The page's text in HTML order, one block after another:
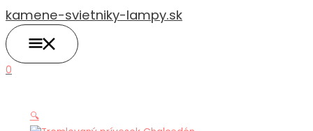
na
obsah
kamene-svietniky-lampy.sk
0
🔍
Tromlovaný
Chalcedón